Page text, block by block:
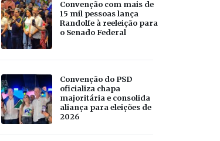
Convenção com mais de
15 mil pessoas lança
Randolfe à reeleição para
o Senado Federal
Convenção do PSD
oficializa chapa
majoritária e consolida
aliança para eleições de
2026